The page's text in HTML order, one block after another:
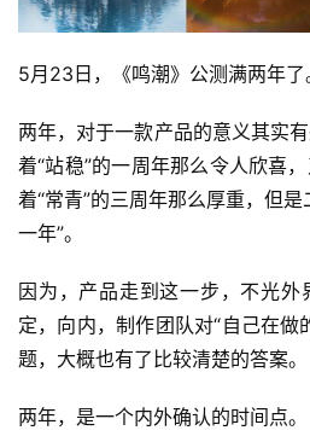
5月23日，《鸣潮》公测满两年了
两年，对于一款产品的意义其实
着“站稳”的一周年那么令人欣喜
着“常青”的三周年那么厚重，但
一年”。
因为，产品走到这一步，不光外
定，向内，制作团队对“自己在做
题，大概也有了比较清楚的答案。
两年，是一个内外确认的时间点。